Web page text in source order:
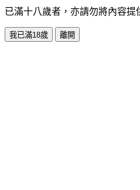
已滿十八歲者，亦請勿將內容提
我已滿18歲 離開